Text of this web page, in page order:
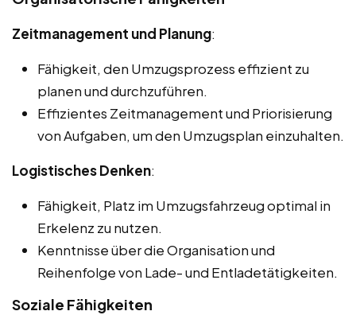
Zeitmanagement und Planung:
Fähigkeit, den Umzugsprozess effizient zu
planen und durchzuführen.
Effizientes Zeitmanagement und Priorisierung
von Aufgaben, um den Umzugsplan einzuhalten.
Logistisches Denken:
Fähigkeit, Platz im Umzugsfahrzeug optimal in
Erkelenz zu nutzen.
Kenntnisse über die Organisation und
Reihenfolge von Lade- und Entladetätigkeiten.
Soziale Fähigkeiten